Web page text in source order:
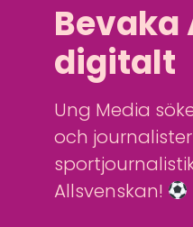
Bevaka
digitalt
Ung Media
och
Allsvenskan!